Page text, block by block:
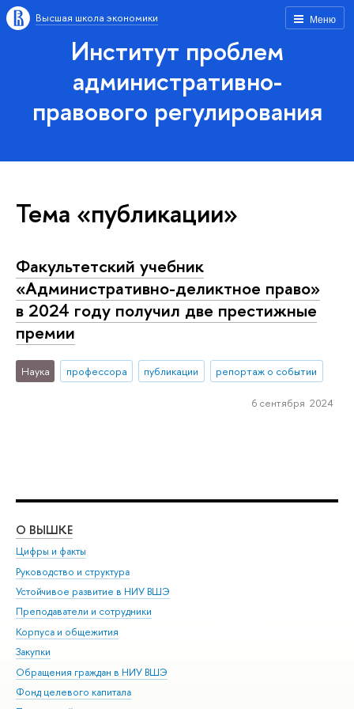
Меню
Высшая школа экономики
Институт проблем
административно-
правового регулирования
Тема «публикации»
Факультетский учебник
«Административно-деликтное право»
в 2024 году получил две престижные
премии
Наука профессора публикации репортаж о событии
6 сентября 2024
О ВЫШКЕ
Цифры и факты
Руководство и структура
Устойчивое развитие в НИУ ВШЭ
Преподаватели и сотрудники
Корпуса и общежития
Закупки
Обращения граждан в НИУ ВШЭ
Фонд целевого капитала